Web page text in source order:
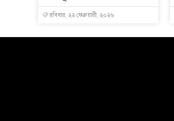
রবিবার, ২২ ফেব্রুয়ারী, ২০২৬